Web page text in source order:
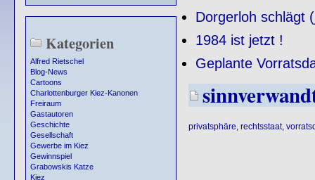
Kategorien
Alfred Rietschel
Blog-News
Cartoons
Charlottenburger Kiez-Kanonen
Freiraum
Gastautoren
Geschichte
Gesellschaft
Gewerbe im Kiez
Gewinnspiel
Grabowskis Katze
Kiez
Dorgerloh schlägt
1984 ist jetzt !
Geplante
privatsphäre rechtsstaat,